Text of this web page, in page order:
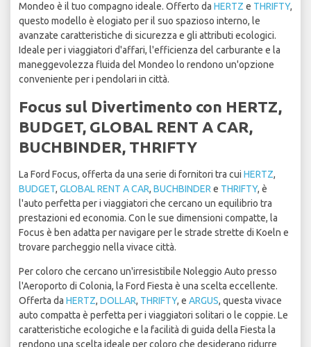
Mondeo è il tuo compagno ideale. Offerto da HERTZ e THRIFTY,
questo modello è elogiato per il suo spazioso interno, le
avanzate caratteristiche di sicurezza e gli attributi ecologici.
Ideale per i viaggiatori d'affari, l'efficienza del carburante e la
maneggevolezza fluida del Mondeo lo rendono un'opzione
conveniente per i pendolari in città.
Focus sul Divertimento con HERTZ,
BUDGET, GLOBAL RENT A CAR,
BUCHBINDER, THRIFTY
La Ford Focus, offerta da una serie di fornitori tra cui HERTZ,
BUDGET, GLOBAL RENT A CAR, BUCHBINDER e THRIFTY, è
l'auto perfetta per i viaggiatori che cercano un equilibrio tra
prestazioni ed economia. Con le sue dimensioni compatte, la
Focus è ben adatta per navigare per le strade strette di Koeln e
trovare parcheggio nella vivace città.
Per coloro che cercano un'irresistibile Noleggio Auto presso
l'Aeroporto di Colonia, la Ford Fiesta è una scelta eccellente.
Offerta da HERTZ, DOLLAR, THRIFTY, e ARGUS, questa vivace
auto compatta è perfetta per i viaggiatori solitari o le coppie. Le
caratteristiche ecologiche e la facilità di guida della Fiesta la
rendono una scelta ideale per coloro che desiderano ridurre